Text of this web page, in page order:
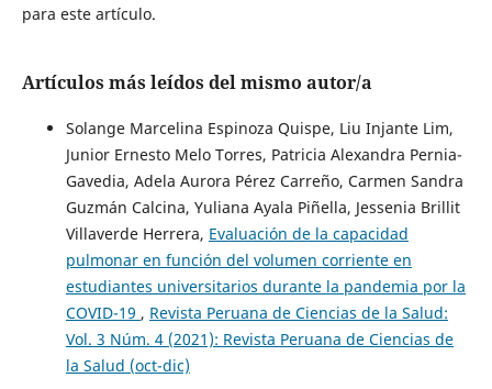
para este artículo.
Artículos más leídos del mismo autor/a
Solange Marcelina Espinoza Quispe, Liu Injante Lim,
Junior Ernesto Melo Torres, Patricia Alexandra Pernia-
Gavedia, Adela Aurora Pérez Carreño, Carmen Sandra
Guzmán Calcina, Yuliana Ayala Piñella, Jessenia Brillit
Villaverde Herrera, Evaluación de la capacidad
pulmonar en función del volumen corriente en
estudiantes universitarios durante la pandemia por la
COVID-19 , Revista Peruana de Ciencias de la Salud:
Vol. 3 Núm. 4 (2021): Revista Peruana de Ciencias de
la Salud (oct-dic)